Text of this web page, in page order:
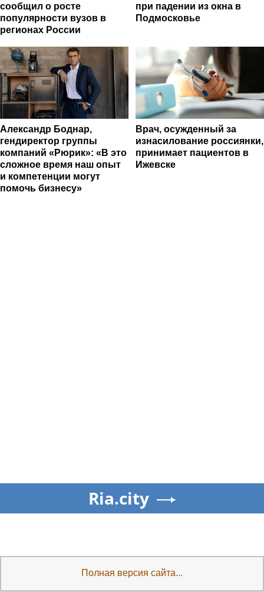
сообщил о росте
популярности вузов в
регионах России
при падении из окна в
Подмосковье
Александр Боднар,
гендиректор группы
компаний «Рюрик»: «В это
сложное время наш опыт
и компетенции могут
помочь бизнесу»
Врач, осужденный за
изнасилование россиянки,
принимает пациентов в
Ижевске
Ria.city
Полная версия сайта...